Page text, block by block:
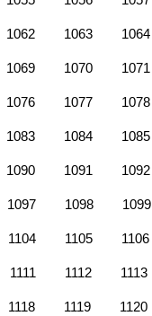
1062 1063 1064
1069 1070 1071
1076 1077 1078
1083 1084 1085
1090 1091 1092
1097 1098 1099
1104 1105 1106
1111 1112 1113
1118 1119 1120